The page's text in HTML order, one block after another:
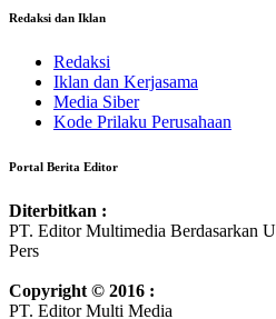
Redaksi dan Iklan
Redaksi
Iklan dan Kerjasama
Media Siber
Kode Prilaku Perusahaan
Portal Berita Editor
Diterbitkan :
PT. Editor Multimedia Berdasarkan
Pers
Copyright © 2016 :
PT. Editor Multi Media